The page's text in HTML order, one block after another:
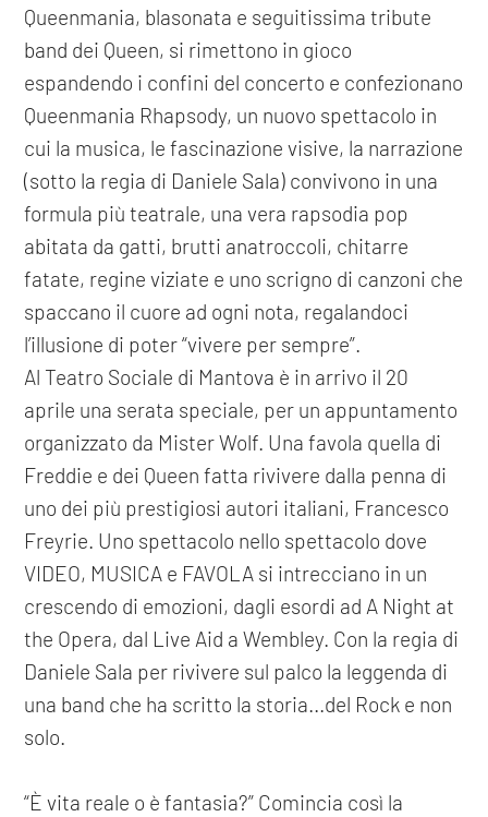
Queenmania, blasonata e seguitissima tribute
band dei Queen, si rimettono in gioco
espandendo i confini del concerto e confezionano
Queenmania Rhapsody, un nuovo spettacolo in
cui la musica, le fascinazione visive, la narrazione
(sotto la regia di Daniele Sala) convivono in una
formula più teatrale, una vera rapsodia pop
abitata da gatti, brutti anatroccoli, chitarre
fatate, regine viziate e uno scrigno di canzoni che
spaccano il cuore ad ogni nota, regalandoci
l’illusione di poter “vivere per sempre”.
Al Teatro Sociale di Mantova è in arrivo il 20
aprile una serata speciale, per un appuntamento
organizzato da Mister Wolf. Una favola quella di
Freddie e dei Queen fatta rivivere dalla penna di
uno dei più prestigiosi autori italiani, Francesco
Freyrie. Uno spettacolo nello spettacolo dove
VIDEO, MUSICA e FAVOLA si intrecciano in un
crescendo di emozioni, dagli esordi ad A Night at
the Opera, dal Live Aid a Wembley. Con la regia di
Daniele Sala per rivivere sul palco la leggenda di
una band che ha scritto la storia...del Rock e non
solo.
“È vita reale o è fantasia?” Comincia così la